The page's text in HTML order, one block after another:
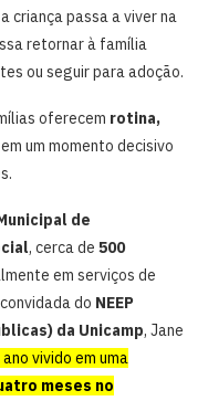
criança passa a viver na
retornar à família
ou seguir para adoção.
oferecem rotina,
em um momento decisivo
de
, cerca de 500
em serviços de
do NEEP
da Unicamp, Jane
vivido em uma
meses no